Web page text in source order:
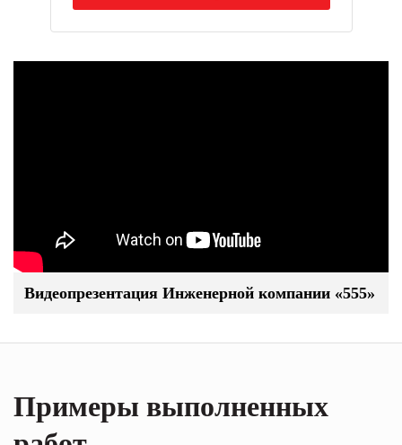
Видеопрезентация Инженерной компании «555»
Примеры выполненных